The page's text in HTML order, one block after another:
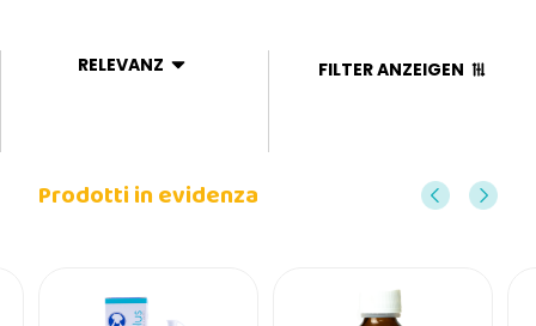
RELEVANZ FILTER ANZEIGEN
Prodotti in evidenza